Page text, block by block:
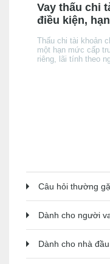
Vay thấu chi
điều kiện,
Thấu chi tài khoản
một hạn mức cấp
riêng, lãi tính theo
Câu hỏi thường
Dành cho người
Dành cho nhà